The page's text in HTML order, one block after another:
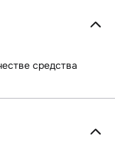
средства